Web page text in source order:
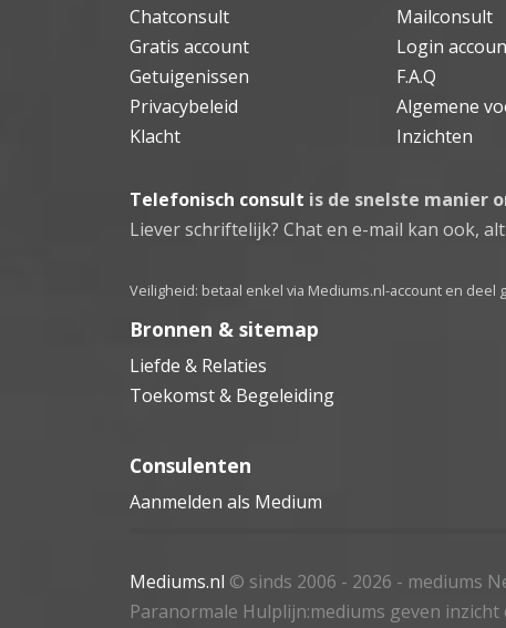
Chatconsult
Mailconsult
Gratis account
Login
Getuigenissen
F.A.Q
Privacybeleid
Algemene
Klacht
Inzichten
Telefonisch consult is de snelste manier
Liever schriftelijk? Chat en e-mail kan ook,
Veiligheid: betaal enkel via Mediums.nl-account en
Bronnen & sitemap
Liefde & Relaties
Toekomst & Begeleiding
Consulenten
Aanmelden als Medium
Mediums.nl © sinds 2006 - 2026 - mediums
Paranormale Hulplijn:mediums geven